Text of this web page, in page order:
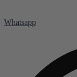
Whatsapp